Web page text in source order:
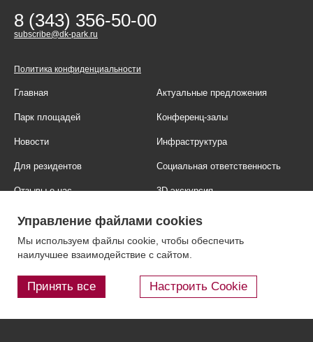
8 (343) 356-50-00
subscribe@dk-park.ru
Политика конфиденциальности
Главная Актуальные предложения
Парк площадей Конференц-залы
Новости Инфраструктура
Для резидентов Социальная ответственность
Отзывы о нас 3D-экскурсия
Фотогалерея Правовая информация
Контакты Блог
Управление файлами cookies
Мы используем файлы cookie, чтобы обеспечить
наилучшее взаимодействие с сайтом.
Принять все Настроить Cookie